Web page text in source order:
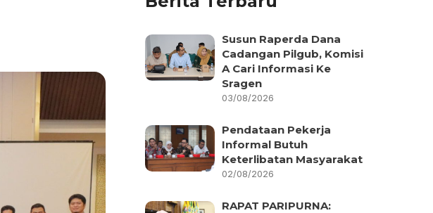
Susun Raperda Dana
Cadangan Pilgub, Komisi
A Cari Informasi Ke
Sragen
03/08/2026
Pendataan Pekerja
Informal Butuh
Keterlibatan Masyarakat
02/08/2026
RAPAT PARIPURNA: